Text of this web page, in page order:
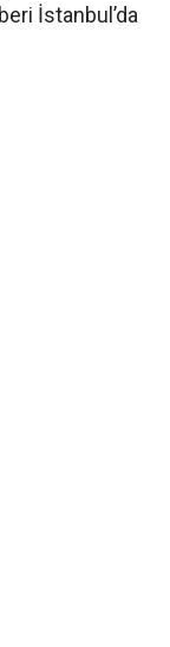
İstanbul’da